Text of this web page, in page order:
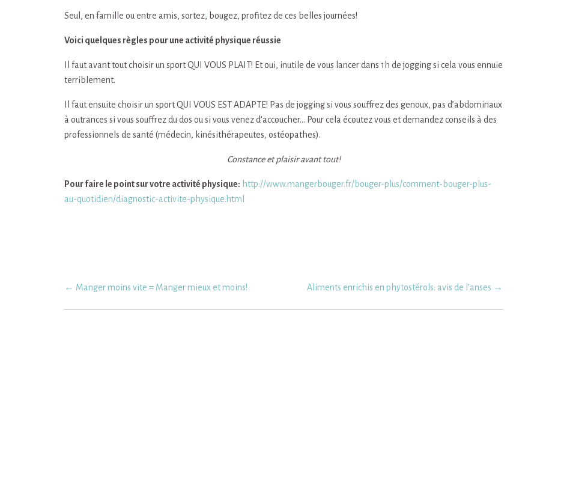
Seul, en famille ou entre amis, sortez, bougez, profitez de ces belles journées!
Voici quelques règles pour une activité physique réussie
Il faut avant tout choisir un sport QUI VOUS PLAIT! Et oui, inutile de vous lancer dans 1h de jogging si cela vous ennuie
terriblement.
Il faut ensuite choisir un sport QUI VOUS EST ADAPTE! Pas de jogging si vous souffrez des genoux, pas d’abdominaux
à outrances si vous souffrez du dos ou si vous venez d’accoucher… Pour cela écoutez vous et demandez conseils à des
professionnels de santé (médecin, kinésithérapeutes, ostéopathes).
Constance et plaisir avant tout!
Pour faire le point sur votre activité physique: http://www.mangerbouger.fr/bouger-plus/comment-bouger-plus-
au-quotidien/diagnostic-activite-physique.html
Post
← Manger moins vite = Manger mieux et moins! Aliments enrichis en phytostérols: avis de l’anses →